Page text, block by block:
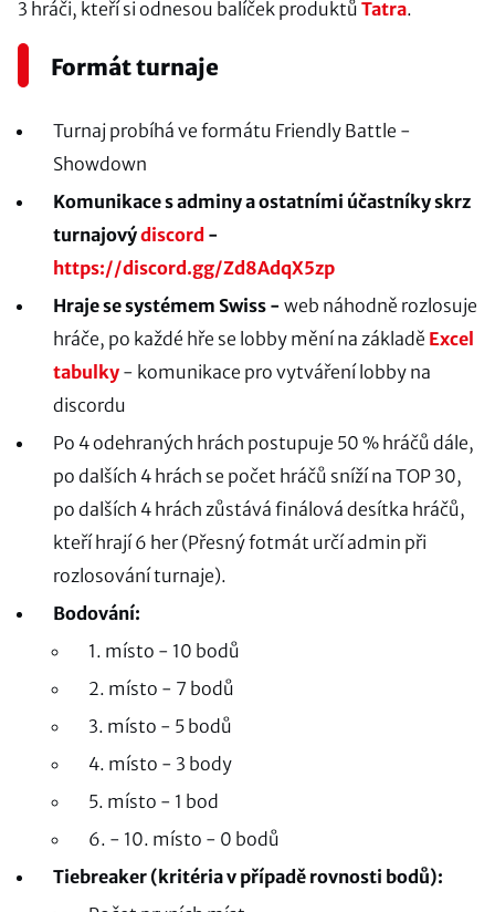
3 hráči, kteří si odnesou balíček produktů Tatra.
Formát turnaje
Turnaj probíhá ve formátu Friendly Battle -
Showdown
Komunikace s adminy a ostatními účastníky skrz
turnajovýdiscord -
https://discord.gg/Zd8AdqX5zp
Hraje se systémem Swiss - web náhodně rozlosuje
hráče, po každé hře se lobby mění na základě Excel
tabulky - komunikace pro vytváření lobby na
discordu
Po 4 odehraných hrách postupuje 50 % hráčů dále,
po dalších 4 hrách se počet hráčů sníží na TOP 30,
po dalších 4 hrách zůstává finálová desítka hráčů,
kteří hrají 6 her (Přesný fotmát určí admin při
rozlosování turnaje).
Bodování:
1. místo - 10 bodů
2. místo - 7 bodů
3. místo - 5 bodů
4. místo - 3 body
5. místo - 1 bod
6. - 10. místo - 0 bodů
Tiebreaker (kritéria v případě rovnosti bodů):